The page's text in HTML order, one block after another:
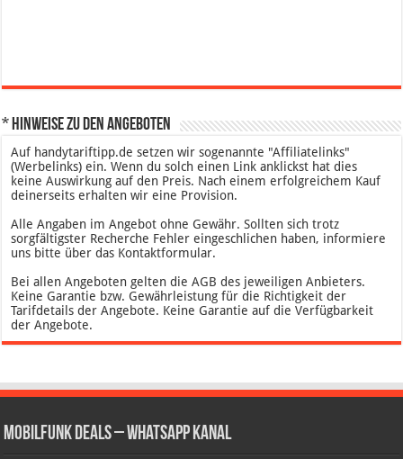
* Hinweise zu den Angeboten
Auf handytariftipp.de setzen wir sogenannte "Affiliatelinks"
(Werbelinks) ein. Wenn du solch einen Link anklickst hat dies
keine Auswirkung auf den Preis. Nach einem erfolgreichem Kauf
deinerseits erhalten wir eine Provision.
Alle Angaben im Angebot ohne Gewähr. Sollten sich trotz
sorgfältigster Recherche Fehler eingeschlichen haben, informiere
uns bitte über das Kontaktformular.
Bei allen Angeboten gelten die AGB des jeweiligen Anbieters.
Keine Garantie bzw. Gewährleistung für die Richtigkeit der
Tarifdetails der Angebote. Keine Garantie auf die Verfügbarkeit
der Angebote.
Mobilfunk Deals – WhatsApp Kanal